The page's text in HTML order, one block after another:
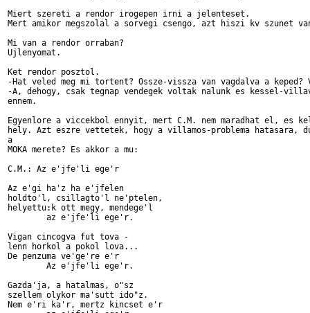
Miert szereti a rendor irogepen irni a jelenteset.
Mert amikor megszolal a sorvegi csengo, azt hiszi kv szunet
Mi van a rendor orraban?
Ujlenyomat.
Ket rendor posztol.
-Hat veled meg mi tortent? Ossze-vissza van vagdalva a keped?
-A, dehogy, csak tegnap vendegek voltak nalunk es kessel-
ennem.
Egyenlore a viccekbol ennyit, mert C.M. nem maradhat el, es
hely. Azt eszre vettetek, hogy a villamos-problema hatasara,
a
MOKA merete? Es akkor a mu:
C.M.: Az e'jfe'li ege'r
Az e'gi ha'z ha e'jfelen
holdto'l, csillagto'l ne'ptelen,
helyettu:k ott megy, mendege'l
Vigan cincogva fut tova -
lenn horkol a pokol lova...
De penzuma ve'ge're e'r
Gazda'ja, a hatalmas, o"sz
szellem olykor ma'sutt ido"z.
Nem e'ri ka'r, mertz kincset e'r